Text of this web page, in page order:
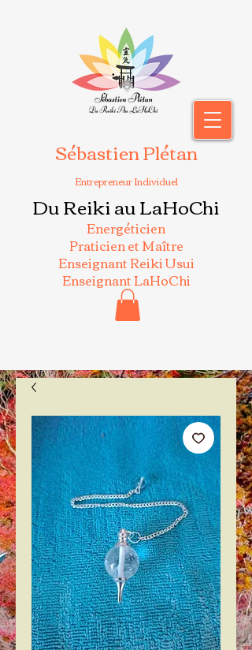
Sébastien Plétan
Entrepreneur Individuel
Du Reiki au LaHoChi
Energéticien
Praticien et Maître
Enseignant Reiki Usui
Enseignant LaHoChi